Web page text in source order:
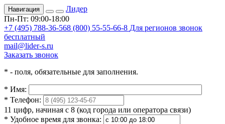
Навигация
Лидер
Пн-Пт: 09:00-18:00
+7 (495) 788-36-568 (800) 55-55-66-8 Для регионов звонок
бесплатный
mail@lider-s.ru
Заказать звонок
* - поля, обязательные для заполнения.
* Имя:
* Телефон:
11 цифр, начиная с 8 (код города или оператора связи)
* Удобное время для звонка: